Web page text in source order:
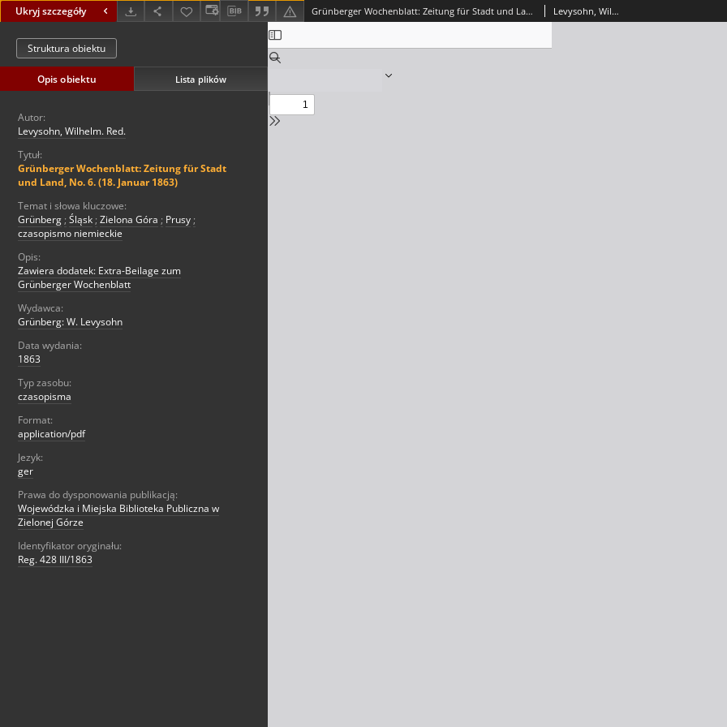
Ukryj szczegóły Grünberger Wochenblatt: Zeitung für Stadt und Land, No. 6. (18. Januar 1863) Levysohn, Wilhelm. Red.
Struktura obiektu
Opis obiektu Lista plików
Autor:
Levysohn, Wilhelm. Red.
Tytuł:
Grünberger Wochenblatt: Zeitung für Stadt
und Land, No. 6. (18. Januar 1863)
Temat i słowa kluczowe:
Grünberg ; Śląsk ; Zielona Góra ; Prusy ;
czasopismo niemieckie
Opis:
Zawiera dodatek: Extra-Beilage zum
Grünberger Wochenblatt
Wydawca:
Grünberg: W. Levysohn
Data wydania:
1863
Typ zasobu:
czasopisma
Format:
application/pdf
Jezyk:
ger
Prawa do dysponowania publikacją:
Wojewódzka i Miejska Biblioteka Publiczna w
Zielonej Górze
Identyfikator oryginału:
Reg. 428 III/1863